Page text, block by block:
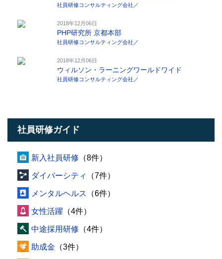
社員研修コンサルティング会社 ／
2018年12月06日
PHP研究所 京都本部
社員研修コンサルティング会社 ／
2018年12月06日
ウィルソン・ラーニングワールドワイド
社員研修コンサルティング会社 ／
社員研修ガイド
新入社員研修 （8件）
ダイバーシティ （7件）
メンタルヘルス （6件）
女性活躍 （4件）
中途採用研修 （4件）
助成金 （3件）